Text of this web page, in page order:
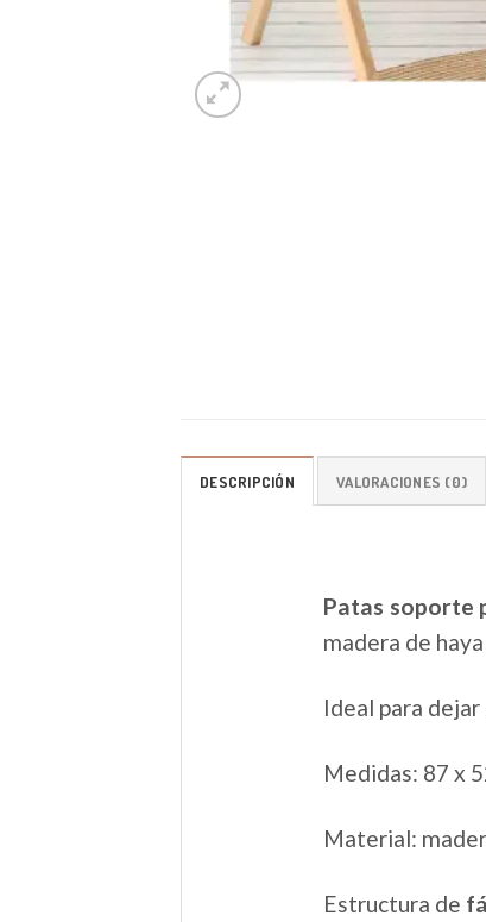
DESCRIPCIÓN VALORACIONES (0)
Patas soporte
madera de
Ideal para
Medidas: 87 x
Material:
Estructura de